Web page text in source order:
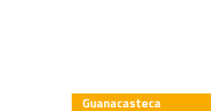
Guanacasteca